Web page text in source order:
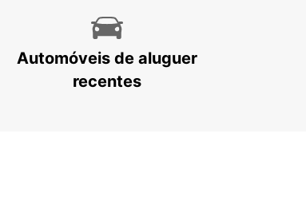
Automóveis de aluguer
recentes